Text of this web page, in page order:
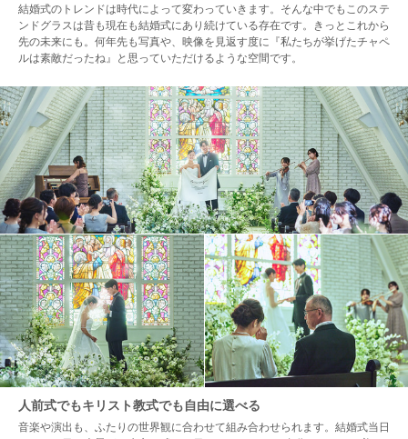
結婚式のトレンドは時代によって変わっていきます。そんな中でもこのステ
ンドグラスは昔も現在も結婚式にあり続けている存在です。きっとこれから
先の未来にも。何年先も写真や、映像を見返す度に『私たちが挙げたチャペ
ルは素敵だったね』と思っていただけるような空間です。
人前式でもキリスト教式でも自由に選べる
音楽や演出も、ふたりの世界観に合わせて組み合わせられます。結婚式当日